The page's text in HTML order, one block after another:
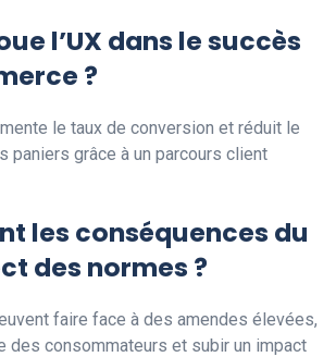
l’UX dans le succès
?
le taux de conversion et réduit le
paniers grâce à un parcours client
les conséquences du
des normes ?
faire face à des amendes élevées,
des consommateurs et subir un impact